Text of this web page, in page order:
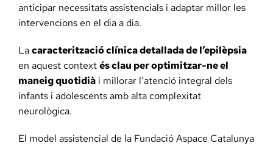
anticipar necessitats assistencials i adaptar millor les
intervencions en el dia a dia.
Lacaracterització clínica detallada de l’epilèpsia
en aquest contextés clau per optimitzar-ne el
maneig quotidià i millorar l’atenció integral dels
infants i adolescents amb alta complexitat
neurològica.
El model assistencial de la Fundació Aspace Catalunya